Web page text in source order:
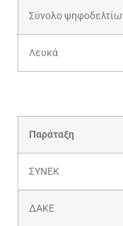
Σύνολο
Λευκά
Παράταξη
ΣΥΝΕΚ
ΔΑΚΕ